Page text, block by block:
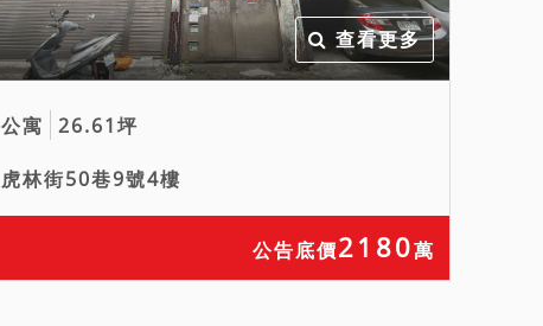
查看更多
公寓 26.61坪
虎林街50巷9號4樓
公告底價2180萬